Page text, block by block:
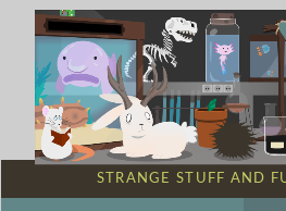
STRANGE STUFF AND